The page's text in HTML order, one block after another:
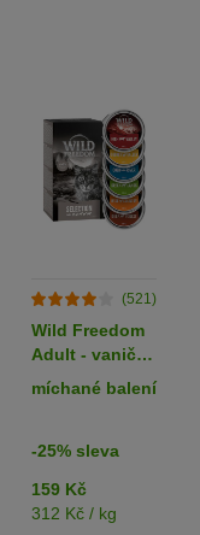
(521)
Wild Freedom
Adult - vaničky
6 x 85 g
míchané balení
-25% sleva
159 Kč
312 Kč / kg